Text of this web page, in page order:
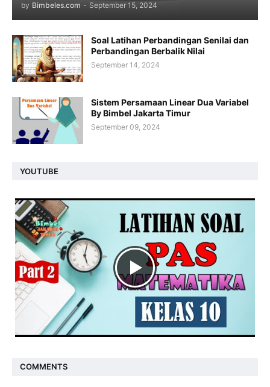
by Bimbeles.com - September 15, 2024
Soal Latihan Perbandingan Senilai dan
Perbandingan Berbalik Nilai
September 14, 2024
Sistem Persamaan Linear Dua Variabel
By Bimbel Jakarta Timur
September 09, 2024
YOUTUBE
COMMENTS